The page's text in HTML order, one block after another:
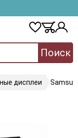
Поиск
дисплеи